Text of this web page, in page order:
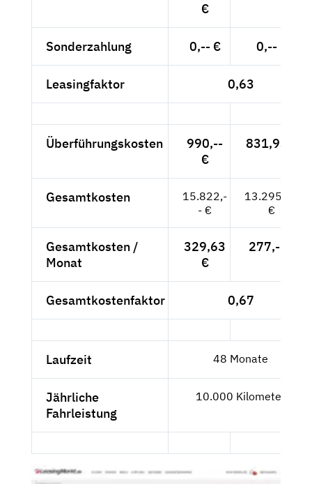
€
Sonderzahlung 0,-- € 0,-- €
Leasingfaktor 0,63
Überführungskosten
990,--
€
831,93 €
Gesamtkosten
15.822,-
- €
13.295,80
€
Gesamtkosten /
Monat
329,63
€
277,-- €
Gesamtkostenfaktor 0,67
Laufzeit 48 Monate
Jährliche
Fahrleistung
10.000 Kilometer